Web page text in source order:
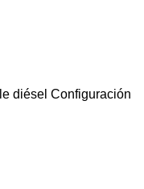
diésel Configuración